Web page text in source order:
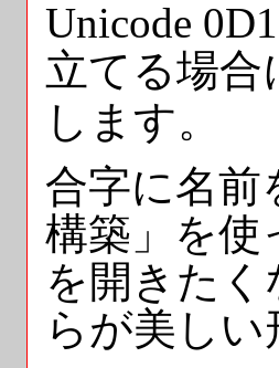
Unicode
立てる場合
します。
合字に名前
構築」を使
を開きた
らが美し